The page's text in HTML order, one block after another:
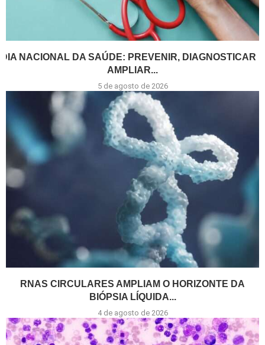
DIA NACIONAL DA SAÚDE: PREVENIR, DIAGNOSTICAR E
AMPLIAR...
5 de agosto de 2026
RNAS CIRCULARES AMPLIAM O HORIZONTE DA
BIÓPSIA LÍQUIDA...
4 de agosto de 2026